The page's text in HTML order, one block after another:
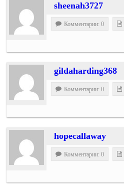
sheenah3727
Комментарии: 0
gildaharding368
Комментарии: 0
hopecallaway
Комментарии: 0